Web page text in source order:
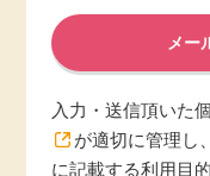
メー
入力・送信頂いた
が適切に管理し
に記載する利用目